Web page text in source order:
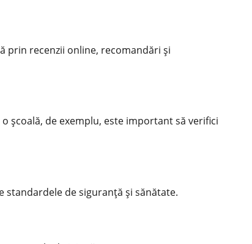
prin recenzii online, recomandări și
școală, de exemplu, este important să verifici
standardele de siguranță și sănătate.